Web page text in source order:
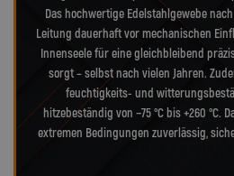
Das hochwertige Edelstahlgewebe
Leitung dauerhaft vor mechanischen
Innenseele für eine gleichbleibend
sorgt – selbst nach vielen Jahren.
feuchtigkeits- und
hitzebeständig von −75 °C bis +260 °C.
extremen Bedingungen zuverlässig,